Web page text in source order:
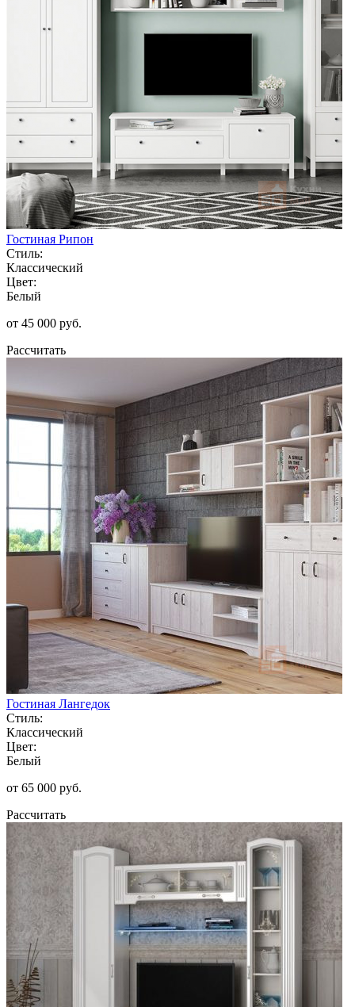
Гостиная Рипон
Стиль:
Классический
Цвет:
Белый
от 45 000 руб.
Рассчитать
Гостиная Лангедок
Стиль:
Классический
Цвет:
Белый
от 65 000 руб.
Рассчитать